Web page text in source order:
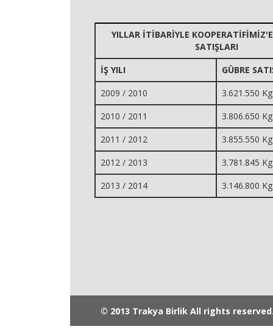
YILLAR İTİBARİYLE
SATIŞLARI
İŞ YILI
GÜBRE
2009 / 2010
3.621.550 Kg
2010 / 2011
3.806.650 Kg
2011 / 2012
3.855.550 Kg
2012 / 2013
3.781.845 Kg
2013 / 2014
3.146.800 Kg
© 2013 Trakya Birlik All rights